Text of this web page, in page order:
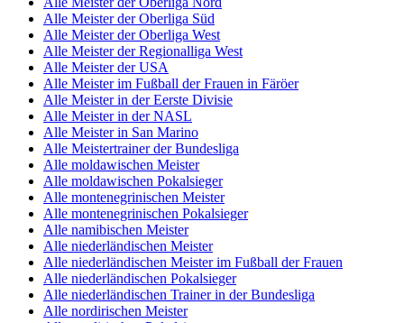
Alle Meister der Oberliga Süd
Alle Meister der Oberliga West
Alle Meister der Regionalliga West
Alle Meister der USA
Alle Meister im Fußball der Frauen in Färöer
Alle Meister in der Eerste Divisie
Alle Meister in der NASL
Alle Meister in San Marino
Alle Meistertrainer der Bundesliga
Alle moldawischen Meister
Alle moldawischen Pokalsieger
Alle montenegrinischen Meister
Alle montenegrinischen Pokalsieger
Alle namibischen Meister
Alle niederländischen Meister
Alle niederländischen Meister im Fußball der Frauen
Alle niederländischen Pokalsieger
Alle niederländischen Trainer in der Bundesliga
Alle nordirischen Meister